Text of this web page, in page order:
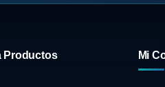
Productos Mi